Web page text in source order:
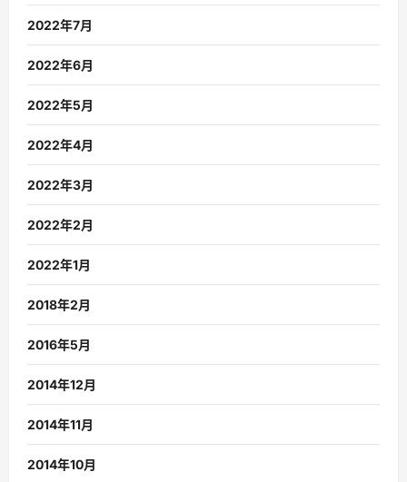
2022年7月
2022年6月
2022年5月
2022年4月
2022年3月
2022年2月
2022年1月
2018年2月
2016年5月
2014年12月
2014年11月
2014年10月